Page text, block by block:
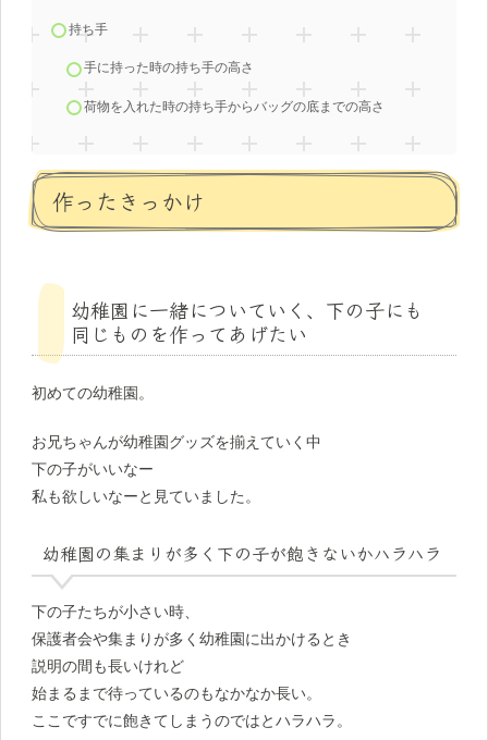
持ち手
手に持った時の持ち手の高さ
荷物を入れた時の持ち手からバッグの底までの高さ
作ったきっかけ
幼稚園に一緒についていく、下の子にも
同じものを作ってあげたい
初めての幼稚園。
お兄ちゃんが幼稚園グッズを揃えていく中
下の子がいいなー
私も欲しいなーと見ていました。
幼稚園の集まりが多く下の子が飽きないかハラハラ
下の子たちが小さい時、
保護者会や集まりが多く幼稚園に出かけるとき
説明の間も長いけれど
始まるまで待っているのもなかなか長い。
ここですでに飽きてしまうのではとハラハラ。